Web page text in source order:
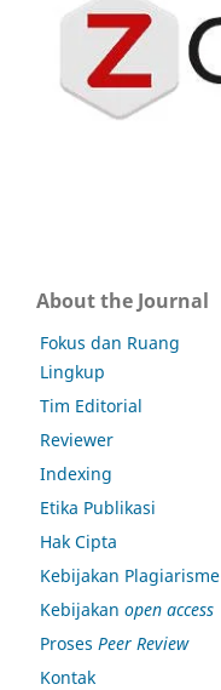
About the Journal
Fokus dan Ruang
Lingkup
Tim Editorial
Reviewer
Indexing
Etika Publikasi
Hak Cipta
Kebijakan Plagiarisme
Kebijakan open access
Proses Peer Review
Kontak